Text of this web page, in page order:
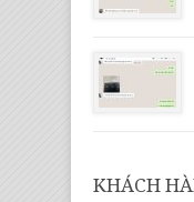
KHÁCH